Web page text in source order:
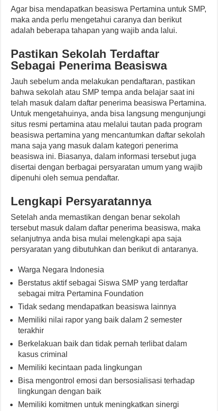
Agar bisa mendapatkan beasiswa Pertamina untuk SMP,
maka anda perlu mengetahui caranya dan berikut
adalah beberapa tahapan yang wajib anda lalui.
Pastikan Sekolah Terdaftar
Sebagai Penerima Beasiswa
Jauh sebelum anda melakukan pendaftaran, pastikan
bahwa sekolah atau SMP tempa anda belajar saat ini
telah masuk dalam daftar penerima beasiswa Pertamina.
Untuk mengetahuinya, anda bisa langsung mengunjungi
situs resmi pertamina atau melalui tautan pada program
beasiswa pertamina yang mencantumkan daftar sekolah
mana saja yang masuk dalam kategori penerima
beasiswa ini. Biasanya, dalam informasi tersebut juga
disertai dengan berbagai persyaratan umum yang wajib
dipenuhi oleh semua pendaftar.
Lengkapi Persyaratannya
Setelah anda memastikan dengan benar sekolah
tersebut masuk dalam daftar penerima beasiswa, maka
selanjutnya anda bisa mulai melengkapi apa saja
persyaratan yang dibutuhkan dan berikut di antaranya.
Warga Negara Indonesia
Berstatus aktif sebagai Siswa SMP yang terdaftar
sebagai mitra Pertamina Foundation
Tidak sedang mendapatkan beasiswa lainnya
Memiliki nilai rapor yang baik dalam 2 semester
terakhir
Berkelakuan baik dan tidak pernah terlibat dalam
kasus criminal
Memiliki kecintaan pada lingkungan
Bisa mengontrol emosi dan bersosialisasi terhadap
lingkungan dengan baik
Memiliki komitmen untuk meningkatkan sinergi